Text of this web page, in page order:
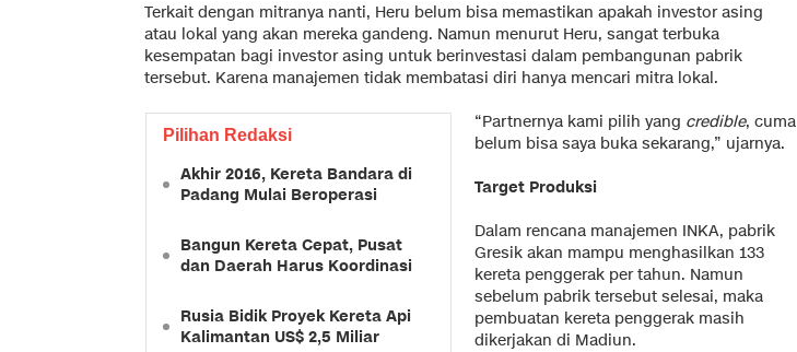
Terkait dengan mitranya nanti, Heru belum bisa memastikan apakah investor asing
atau lokal yang akan mereka gandeng. Namun menurut Heru, sangat terbuka
kesempatan bagi investor asing untuk berinvestasi dalam pembangunan pabrik
tersebut. Karena manajemen tidak membatasi diri hanya mencari mitra lokal.
Pilihan Redaksi
Akhir 2016, Kereta Bandara di
Padang Mulai Beroperasi
Bangun Kereta Cepat, Pusat
dan Daerah Harus Koordinasi
Rusia Bidik Proyek Kereta Api
Kalimantan US$ 2,5 Miliar
“Partnernya kami pilih yang credible, cuma
belum bisa saya buka sekarang,” ujarnya.
Target Produksi
Dalam rencana manajemen INKA, pabrik
Gresik akan mampu menghasilkan 133
kereta penggerak per tahun. Namun
sebelum pabrik tersebut selesai, maka
pembuatan kereta penggerak masih
dikerjakan di Madiun.